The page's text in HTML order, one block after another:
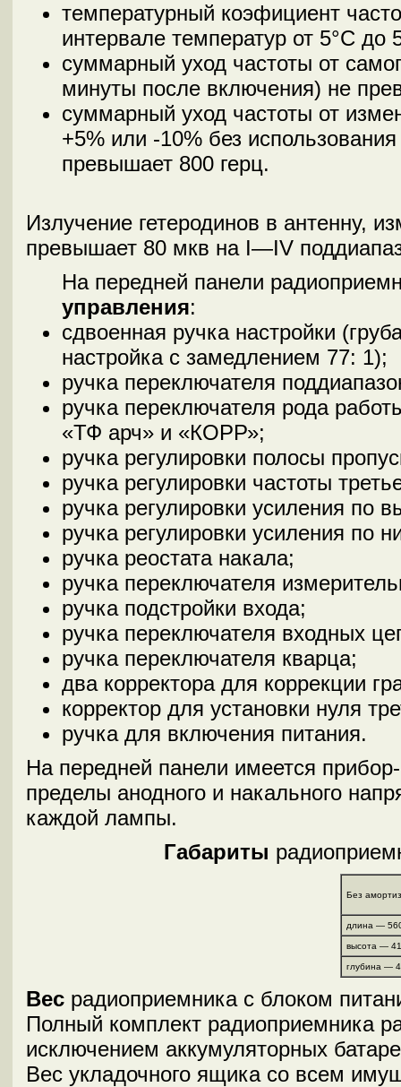
температурный коэфициент
интервале температур от 5°С до
суммарный уход частоты от
минуты после включения) не
суммарный уход частоты от
+5% или -10% без
превышает 800 герц.
Излучение гетеродинов в антенну,
превышает 80 мкв на I—IV
На передней панели
управления:
сдвоенная ручка настройки
настройка с замедлением 77: 1);
ручка переключателя
ручка переключателя рода
«ТФ арч» и «КОРР»;
ручка регулировки полосы
ручка регулировки частоты
ручка регулировки усиления по
ручка регулировки усиления по
ручка реостата накала;
ручка переключателя
ручка подстройки входа;
ручка переключателя входных
ручка переключателя кварца;
два корректора для коррекции
корректор для установки нуля
ручка для включения питания.
На передней панели имеется
пределы анодного и накального
каждой лампы.
Габариты
Без
длина —
высота —
глубина —
Вес радиоприемника с блоком
Полный комплект радиоприемника
исключением аккумуляторных
Вес укладочного ящика со всем